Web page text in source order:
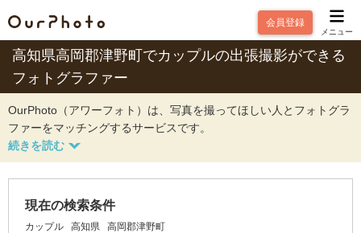
会員登録
メニュー
高知県高岡郡津野町でカップルの出張撮影ができる
フォトグラファー
OurPhoto（アワーフォト）は、写真を撮ってほしい人とフォトグラ
ファーをマッチングするサービスです。
現在の検索条件
カップル 高知県 高岡郡津野町